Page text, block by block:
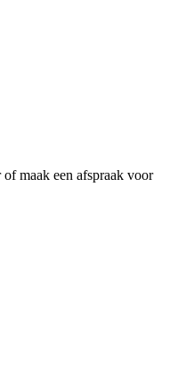
maak een afspraak voor